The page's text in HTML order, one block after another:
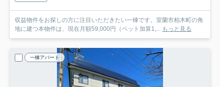
収益物件をお探しの方に注目いただきたい一棟です。室蘭市柏木町の角
地に建つ本物件は、現在月額59,000円（ペット加算1,... もっと見る
一棟アパート